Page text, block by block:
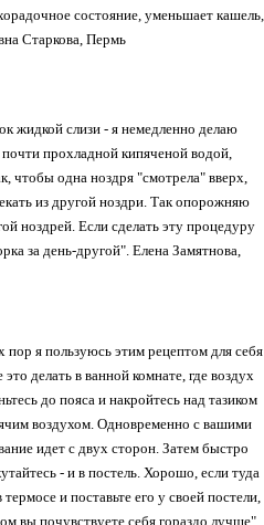
состояние, уменьшает кашель,
Старкова, Пермь
жидкой слизи - я немедленно делаю
прохладной кипяченой водой,
чтобы одна ноздря "смотрела" вверх,
из другой ноздри. Так опорожняю
ноздрей. Если сделать эту процедуру
за день-другой". Елена Замятнова,
пор я пользуюсь этим рецептом для себя
делать в ванной комнате, где воздух
до пояса и накройтесь над тазиком
воздухом. Одновременно с вашими
идет с двух сторон. Затем быстро
- и в постель. Хорошо, если туда
и поставьте его у своей постели,
вы почувствуете себя гораздо лучше".